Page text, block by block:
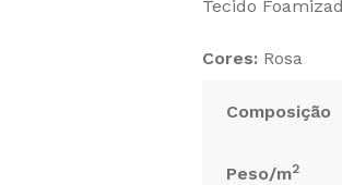
Tecido
Cores: Rosa
Composição
Peso/m2